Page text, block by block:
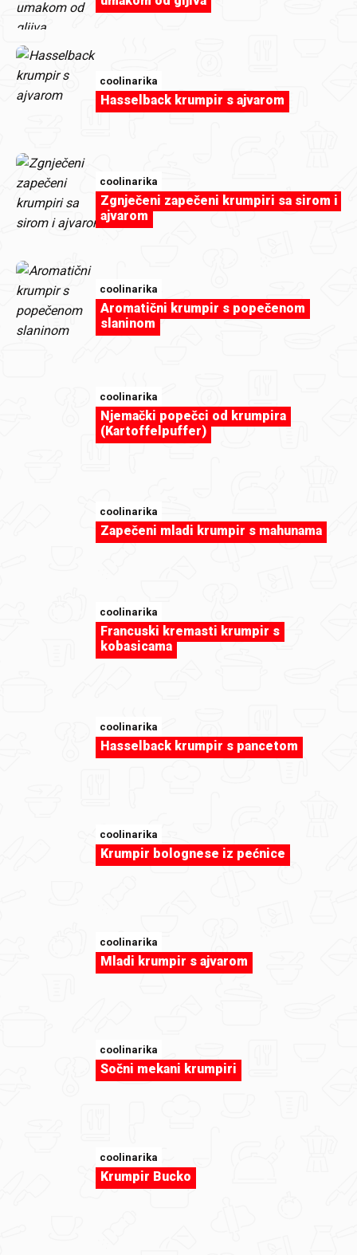
sweet-tooth
Sretan rođendan Lucija!
Moja prva torta od fondana :)
coolinarika
Hasselback krumpir s ajvarom
coolinarika
Zgnječeni zapečeni krumpiri sa sirom i
ajvarom
coolinarika
Aromatični krumpir s popečenom
slaninom
coolinarika
Njemački popečci od krumpira
(Kartoffelpuffer)
coolinarika
Zapečeni mladi krumpir s mahunama
coolinarika
Francuski kremasti krumpir s
kobasicama
coolinarika
Hasselback krumpir s pancetom
coolinarika
Krumpir bolognese iz pećnice
coolinarika
Mladi krumpir s ajvarom
coolinarika
Sočni mekani krumpiri
coolinarika
Krumpir Bucko